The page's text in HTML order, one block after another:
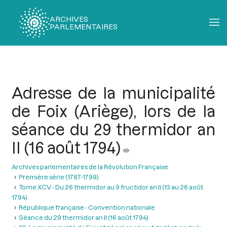
ARCHIVES
PARLEMENTAIRES
Adresse de la municipalité
de Foix (Ariège), lors de la
séance du 29 thermidor an
II (16 août 1794)
Archives parlementaires de la Révolution Française
Première série (1787-1799)
Tome XCV - Du 26 thermidor au 9 fructidor an II (13 au 26 août
1794)
République française - Convention nationale
Séance du 29 thermidor an II (16 août 1794)